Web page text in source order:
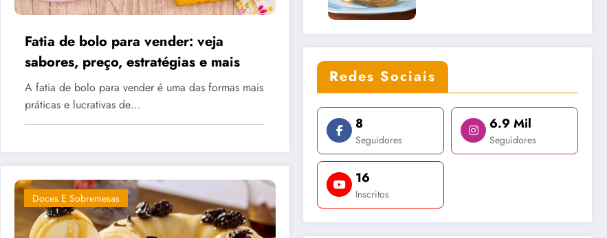
Fatia de bolo para vender: veja
sabores, preço, estratégias e mais
A fatia de bolo para vender é uma das formas mais
práticas e lucrativas de…
Doces E Sobremesas
Redes Sociais
8
Seguidores
6.9 Mil
Seguidores
16
Inscritos